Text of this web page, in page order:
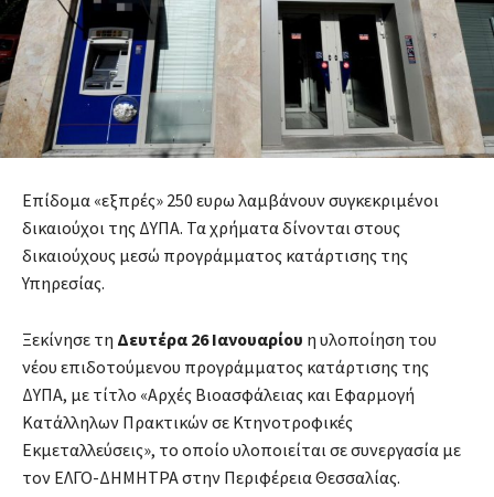
Επίδομα «εξπρές» 250 ευρω λαμβάνουν συγκεκριμένοι
δικαιούχοι της ΔΥΠΑ. Τα χρήματα δίνονται στους
δικαιούχους μεσώ προγράμματος κατάρτισης της
Υπηρεσίας.
Ξεκίνησε τη Δευτέρα 26 Ιανουαρίου η υλοποίηση του
νέου επιδοτούμενου προγράμματος κατάρτισης της
ΔΥΠΑ, με τίτλο «Αρχές Βιοασφάλειας και Εφαρμογή
Κατάλληλων Πρακτικών σε Κτηνοτροφικές
Εκμεταλλεύσεις», το οποίο υλοποιείται σε συνεργασία με
τον ΕΛΓΟ-ΔΗΜΗΤΡΑ στην Περιφέρεια Θεσσαλίας.